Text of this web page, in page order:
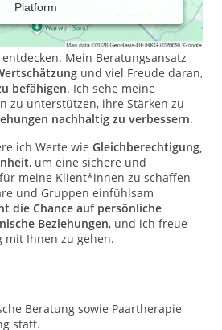
Platform
und Paarberaterin
unterstütze
großer und kleiner
und helfe ihnen, ihre
Mein Beratungsansatz
und viel Freude daran,
befähigen. Ich sehe meine
zu unterstützen, ihre Stärken zu
nachhaltig zu verbessern.
ich Werte wie Gleichberechtigung,
, um eine sichere und
meine Klient*innen zu schaffen
und Gruppen einfühlsam
die Chance auf persönliche
Beziehungen, und ich freue
mit Ihnen zu gehen.
Beratung sowie Paartherapie
statt.